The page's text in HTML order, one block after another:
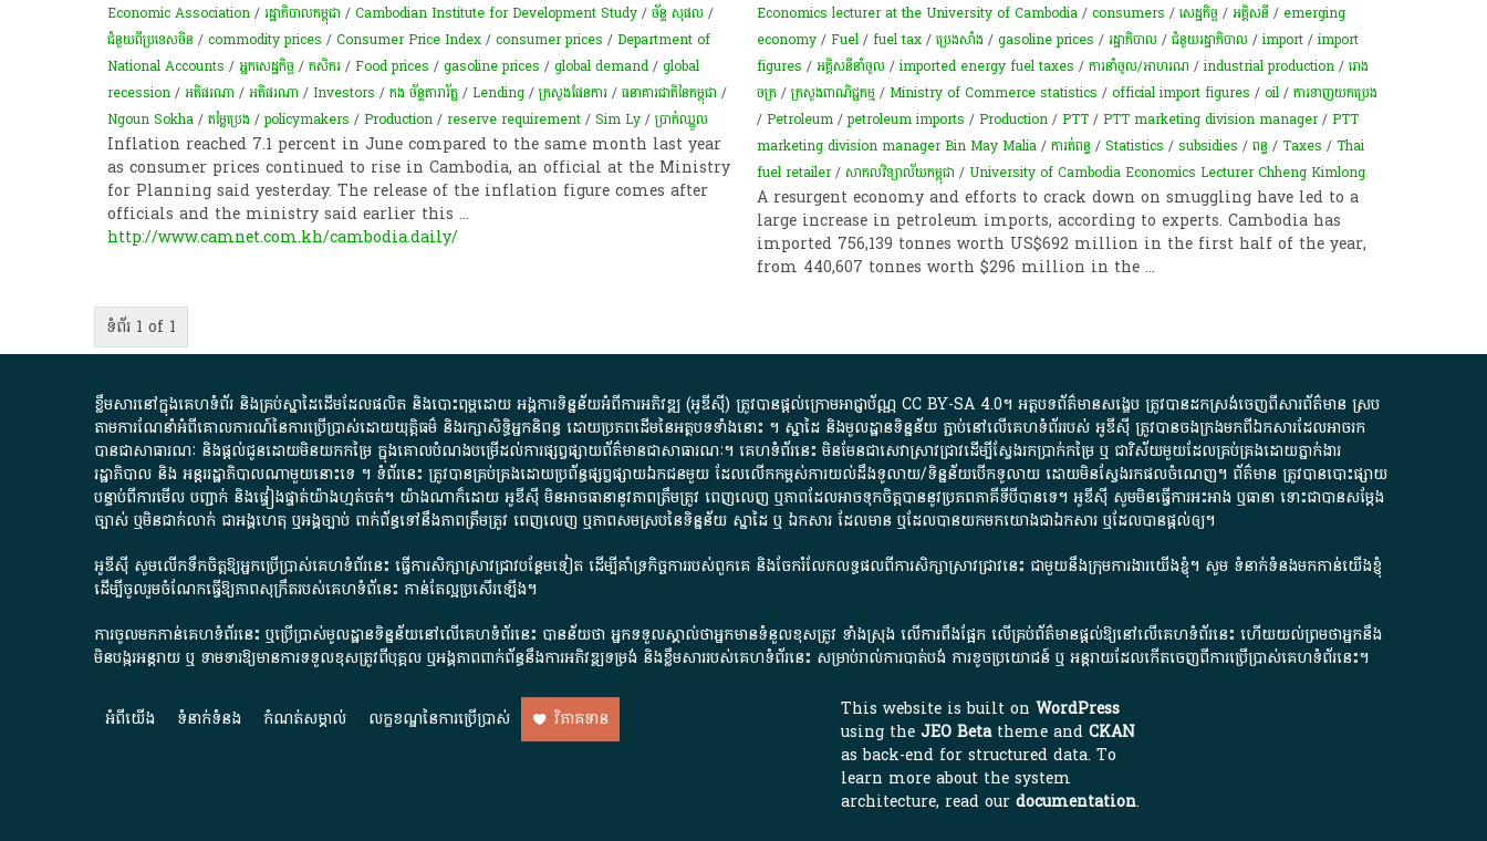
Economic Association/រដ្ឋាភិបាលកម្ពុជា /Cambodian Institute for Development Study/ច័ន្ទ សុផល/
ជំនួយពីប្រទេសចិន /commodity prices /Consumer Price Index/consumer prices /Department of
National Accounts /អ្នក​​​សេដ្ឋកិច្ច​​​/កសិករ/Food prices /gasoline prices /global demand/global
recession/អតិផរណា​ /អតិផរណា /Investors /កង ច័ន្ទតារារ័ត្ន/Lending/ក្រសួងផែនការ/ធនាគារជាតិនៃកម្ពុជា /
Ngoun Sokha/តម្លៃ​ប្រេង​ /policymakers /Production/reserve requirement/Sim Ly/ប្រាក់​ឈ្នួល
Inflation reached 7.1 percent in June compared to the same month last year
as consumer prices continued to rise in Cambodia, an official at the Ministry
for Planning said yesterday. The release of the inflation figure comes after
officials and the ministry said earlier this ...
http://www.camnet.com.kh/cambodia.daily/
Economics lecturer at the University of Cambodia/consumers /សេដ្ឋកិច្ច/អគ្គិសនី / emerging
economy/Fuel/fuel tax/ប្រេងសាំង /gasoline prices /រដ្ឋាភិបាល/ជំនួយរដ្ឋាភិបាល/import/import
figures /អគ្គិសនីនាំចូល/imported energy fuel taxes /ការនាំចូល/អាហរណ /industrial production/​រោង
ចក្រ/ក្រសួងពាណិជ្ជកម្ម/Ministry of Commerce statistics /official import figures /oil/ការទាញយកប្រេង
/Petroleum/petroleum imports /Production/PTT/PTT marketing division manager/PTT
marketing division manager Bin May Malia/ការត់ពន្ធ /Statistics /subsidies /ពន្ធ /Taxes /Thai
fuel retailer/សាកលវិទ្យាល័យកម្ពុជា /University of Cambodia Economics Lecturer Chheng Kimlong
A resurgent economy and efforts to crack down on smuggling have led to a
large increase in petroleum imports, according to experts. Cambodia has
imported 756,139 tonnes worth US$692 million in the first half of the year,
from 440,607 tonnes worth $296 million in the...
ទំព័រ 1 of 1
ខ្លឹមសារ​នៅ​ក្នុង​គេហទំព័រ និង​គ្រប់​ស្នា​ដៃ​ដើម​ដែល​ផលិត​ និង​បោះពុម្ព​ដោយ​ អង្គការ​ទិន្នន័យ​អំពី​ការអភិវឌ្ឍ​​ (អូ​ឌី​ស៊ី)​ ត្រូវ​បាន​ផ្តល់​ក្រោម​អាជ្ញាប័ណ្ណ​ CC BY-SA 4.0។​ អត្ថបទ​ព័ត៌មាន​សង្ខេប​ ត្រូវ​បាន​ដកស្រង់​ចេញពី​សារព័ត៌មាន ស្រប
តាមការ​ណែនាំ​អំពី​គោលការណ៍​នៃ​ការ​ប្រើប្រាស់​ដោយ​យុត្តិធម៌​ និង​រក្សាសិទ្ធិអ្នកនិពន្ធ ដោយ​ប្រភពដើម​នៃ​​អត្ថបទទាំង​នោះ​ ។​ ស្នាដៃ​ និង​មូលដ្ឋាន​ទិន្នន័យ ​ភ្ជាប់​នៅ​លើ​គេហទំព័រ​របស់​ អូ​ឌី​ស៊ី​ ត្រូវ​បាន​ចងក្រង​មក​ពី​ឯកសារ​ដែល​អាច​រក​
បានជា​សាធារណៈ​ និង​ផ្តល់​ជូន​ដោយ​មិន​យក​កម្រៃ​ ក្នុង​គោលបំណង​បម្រើ​ដល់ការ​ផ្សព្វផ្សាយ​ព័ត៌មាន​ជា​សាធារណៈ​។​ គេហទំព័រ​នេះ​ មិនមែន​ជា​សេវា​ស្រាវជ្រាវ​ដើម្បី​ស្វែងរកប្រាក់​កម្រៃ​ ឬ​ ជា​វិស័យ​មួយ​ដែល​គ្រប់គ្រង​ដោយ​ភ្នាក់ងារ​
រដ្ឋាភិបាល​ និង ​អន្តររដ្ឋាភិបាល​ណាមួយ​នោះ​ទេ ​។​ ទំព័រ​នេះ​ ត្រូវ​បាន​គ្រប់គ្រង​ដោយ​ប្រព័ន្ធ​ផ្សព្វផ្សាយ​ឯកជន​មួយ​ ដែល​លើកកម្ពស់​ការ​យល់​ដឹង​ទូលាយ​/​ទិន្នន័យ​បើក​ទូលាយ​ ដោយ​មិនស្វែង​រក​ផល​ចំណេញ​។​ ព័ត៌មាន​ ត្រូវ​បាន​បោះផ្សាយ​
បន្ទាប់​ពី​ការ​មើល​ បញ្ជាក់​ និង​ផ្ទៀងផ្ទាត់​យ៉ាង​ហ្មត់ចត់​។​ យ៉ាងណា​ក៏​ដោយ​ អូ​ឌី​ស៊ី​ មិន​អាច​ធានា​នូវ​ភាព​ត្រឹមត្រូវ​ ពេញលេញ​ ឬ​ភាព​ដែល​អាច​ទុកចិត្ត​បាននូវ​ប្រភព​ភាគី​ទី​បី​បាន​ទេ​។​ អូ​ឌី​ស៊ី​ សូម​មិន​ធ្វើការ​អះអាង​ ឬ​ធានា​ ទោះជា​បាន​សម្តែង​
ច្បាស់​ ឬ​មិន​ជាក់លាក់​ ជា​អង្គហេតុ​ ឬ​អង្គច្បាប់​ ពាក់ព័ន្ធ​ទៅ​នឹង​ភាព​ត្រឹមត្រូវ​ ពេញលេញ​ ឬ​ភាព​សម​ស្រប​នៃ​ទិន្នន័យ​ ស្នាដៃ​ ឬ​ ឯកសារ​ ដែល​មាន​ ឬ​ដែល​បាន​យក​មក​យោង​ជា​ឯកសារ​ ឬ​ដែល​បាន​ផ្តល់​ឲ្យ​។
អូឌីស៊ី សូមលើកទឹកចិត្តឱ្យអ្នកប្រើប្រាស់គេហទំព័រនេះ ធ្វើការសិក្សាស្រាវជ្រាវបន្ថែមទៀត ដើម្បីគាំទ្រកិច្ចការ​របស់ពួកគេ និងចែករំលែកលទ្ធផលពីការសិក្សាស្រាវជ្រាវនេះ ជាមួយនឹងក្រុមការងារយើងខ្ញុំ។ សូម ទំនាក់ទំនងមកកាន់យើងខ្ញុំ
ដើម្បីចូលរួមចំណែកធ្វើឱ្យភាពសុក្រឹតរបស់គេហទំព័នេះ កាន់តែល្អប្រសើរឡើង។
ការចូលមកកាន់គេហទំព័រនេះ ឬប្រើប្រាស់មូលដ្ឋានទិន្នន័យនៅលើគេហទំព័រនេះ បានន័យថា អ្នកទទួលស្គាល់ថាអ្នកមានទំនួលខុសត្រូវ ទាំងស្រុង លើការពឹងផ្អែក លើគ្រប់ព័ត៌មានផ្តល់ឱ្យនៅលើគេហទំព័រនេះ ហើយយល់ព្រមថាអ្នកនឹង
មិនបង្ករអន្តរាយ ឬ ទាមទារ​ឱ្យមានការទទួលខុស​ត្រូវពីបុគ្គល ឬអង្គភាពពាក់ព័ន្ធនឹងការអភិវឌ្ឍទម្រង់ និងខ្លឹមសាររបស់គេហទំព័រនេះ សម្រាប់រាល់ការបាត់បង់ ការខូចប្រយោជន៍ ឬ អន្តរាយដែលកើតចេញពីការប្រើប្រាស់គេហទំព័រនេះ។
អំពី​យើង​ ទំនាក់ទំនង កំណត់សម្គាល់ លក្ខខណ្ឌនៃការប្រើប្រាស់ វិភាគទាន This website is built on WordPress
using the JEO Betatheme and CKAN
as back-end for structured data. To
learn more about the system
architecture, read our documentation.